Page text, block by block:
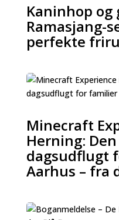
Kaninhop og
Ramasjang-
perfekte
Minecraft
Herning:
dagsudflugt
Aarhus – fra